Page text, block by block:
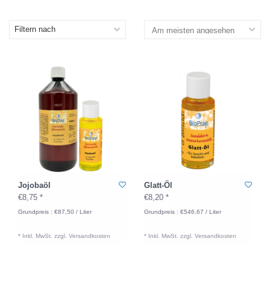
Filtern nach
Jojobaöl
€8,75 *
Grundpreis : €87,50 / Liter
* Inkl. MwSt. zzgl. Versandkosten
Glatt-Öl
€8,20 *
Grundpreis : €546,67 / Liter
* Inkl. MwSt. zzgl. Versandkosten